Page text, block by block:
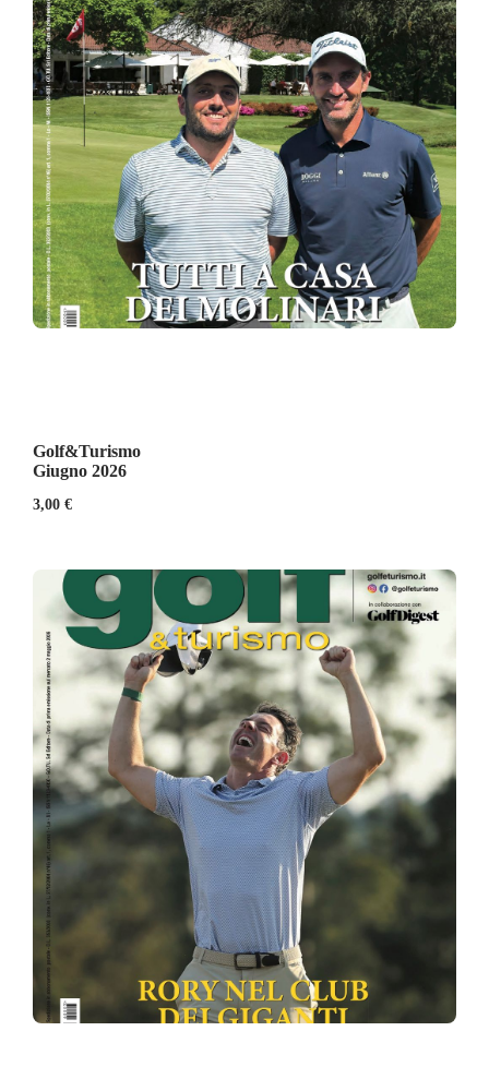
Golf&Turismo
Giugno 2026
3,00 €